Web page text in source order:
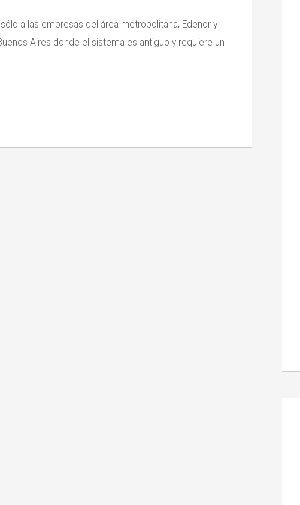
a las empresas del área metropolitana, Edenor y
Aires donde el sistema es antiguo y requiere un